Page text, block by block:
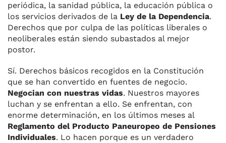
periódica, la sanidad pública, la educación pública o
los servicios derivados de la Ley de la Dependencia.
Derechos que por culpa de las políticas liberales o
neoliberales están siendo subastados al mejor
postor.
Sí. Derechos básicos recogidos en la Constitución
que se han convertido en fuentes de negocio.
Negocian con nuestras vidas. Nuestros mayores
luchan y se enfrentan a ello. Se enfrentan, con
enorme determinación, en los últimos meses al
Reglamento del Producto Paneuropeo de Pensiones
Individuales. Lo hacen porque es un verdadero